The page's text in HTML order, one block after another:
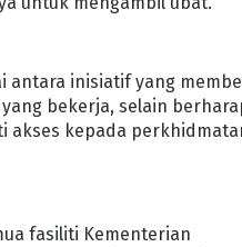
antara inisiatif yang
bekerja, selain
akses kepada
fasiliti Kementerian